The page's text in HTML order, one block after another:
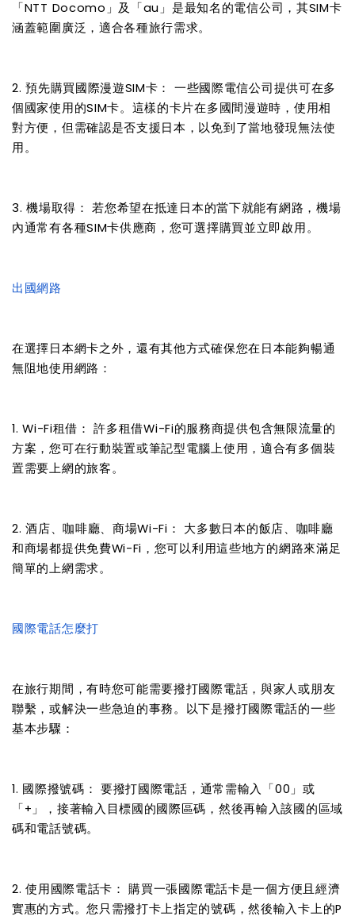
「NTT Docomo」及「au」是最知名的電信公司，其SIM卡
涵蓋範圍廣泛，適合各種旅行需求。
2. 預先購買國際漫遊SIM卡： 一些國際電信公司提供可在多
個國家使用的SIM卡。這樣的卡片在多國間漫遊時，使用相
對方便，但需確認是否支援日本，以免到了當地發現無法使
用。
3. 機場取得： 若您希望在抵達日本的當下就能有網路，機場
內通常有各種SIM卡供應商，您可選擇購買並立即啟用。
出國網路
在選擇日本網卡之外，還有其他方式確保您在日本能夠暢通
無阻地使用網路：
1. Wi-Fi租借： 許多租借Wi-Fi的服務商提供包含無限流量的
方案，您可在行動裝置或筆記型電腦上使用，適合有多個裝
置需要上網的旅客。
2. 酒店、咖啡廳、商場Wi-Fi： 大多數日本的飯店、咖啡廳
和商場都提供免費Wi-Fi，您可以利用這些地方的網路來滿足
簡單的上網需求。
國際電話怎麼打
在旅行期間，有時您可能需要撥打國際電話，與家人或朋友
聯繫，或解決一些急迫的事務。以下是撥打國際電話的一些
基本步驟：
1. 國際撥號碼： 要撥打國際電話，通常需輸入「00」或
「+」，接著輸入目標國的國際區碼，然後再輸入該國的區域
碼和電話號碼。
2. 使用國際電話卡： 購買一張國際電話卡是一個方便且經濟
實惠的方式。您只需撥打卡上指定的號碼，然後輸入卡上的P